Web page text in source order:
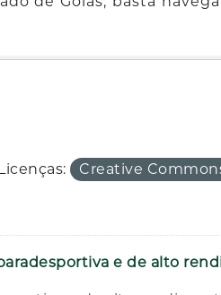
Licenças: Creative
e de alto